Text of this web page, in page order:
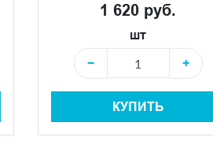
1 620 руб.
шт
−
+
КУПИТЬ